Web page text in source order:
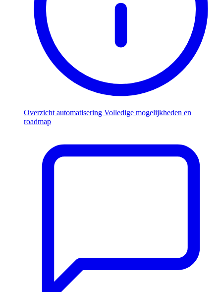
Overzicht automatisering Volledige mogelijkheden en
roadmap